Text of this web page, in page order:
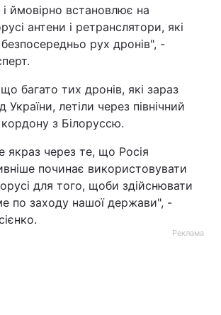
ймовірно встановлює на
антени і ретранслятори, які
рух дронів", -
багато тих дронів, які зараз
України, летіли через північний
кордону з Білоруссю.
якраз через те, що Росія
починає використовувати
для того, щоби здійснювати
по заходу нашої держави", -
Реклама